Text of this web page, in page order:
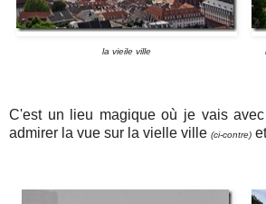
la vieile ville
C'est un lieu magique où je vais
admirer la vue sur la vielle ville (ci-contre)